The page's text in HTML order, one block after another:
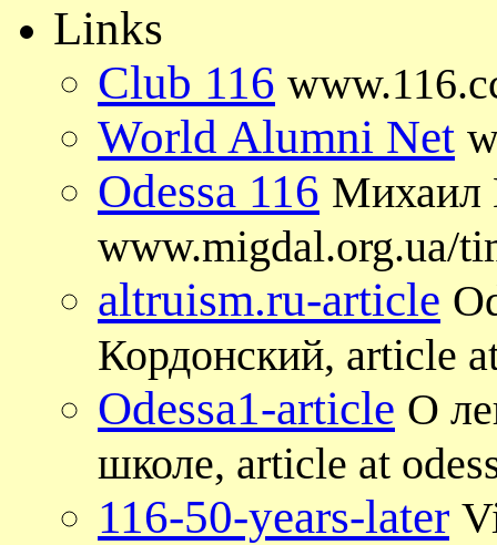
Links
Club 116
World Alumni Net
Odessa 116 Михаил
www.migdal.org.ua/
altruism.ru-article
Кордонский, article
Odessa1-article О
школе, article at
116-50-years-later